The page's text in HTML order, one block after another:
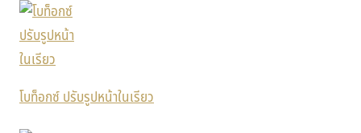
โบท็อกซ์ ปรับรูปหน้าในเรียว